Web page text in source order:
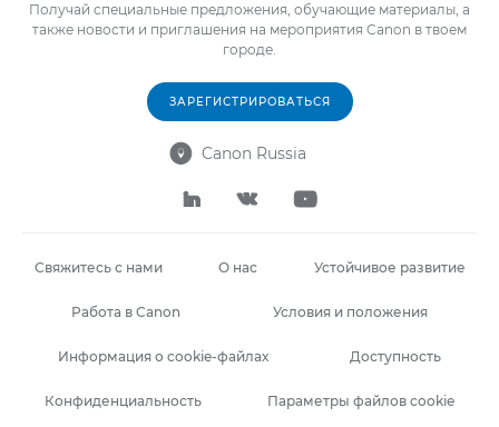
Получай специальные предложения, обучающие материалы, а
также новости и приглашения на мероприятия Canon в твоем
городе.
ЗАРЕГИСТРИРОВАТЬСЯ
 Canon Russia
  
Свяжитесь с нами О нас Устойчивое развитие
Работа в Canon Условия и положения
Информация о cookie-файлах Доступность
Конфиденциальность Параметры файлов cookie